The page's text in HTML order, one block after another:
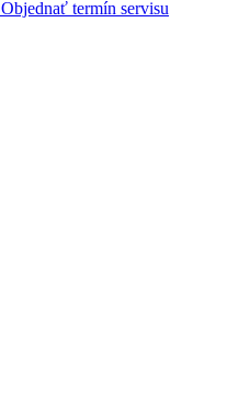
Objednať termín servisu